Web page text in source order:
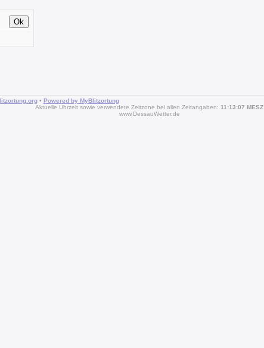
• Powered by MyBlitzortung
Aktuelle Uhrzeit sowie verwendete Zeitzone bei allen Zeitangaben: 11:13:07 MESZ
www.DessauWetter.de